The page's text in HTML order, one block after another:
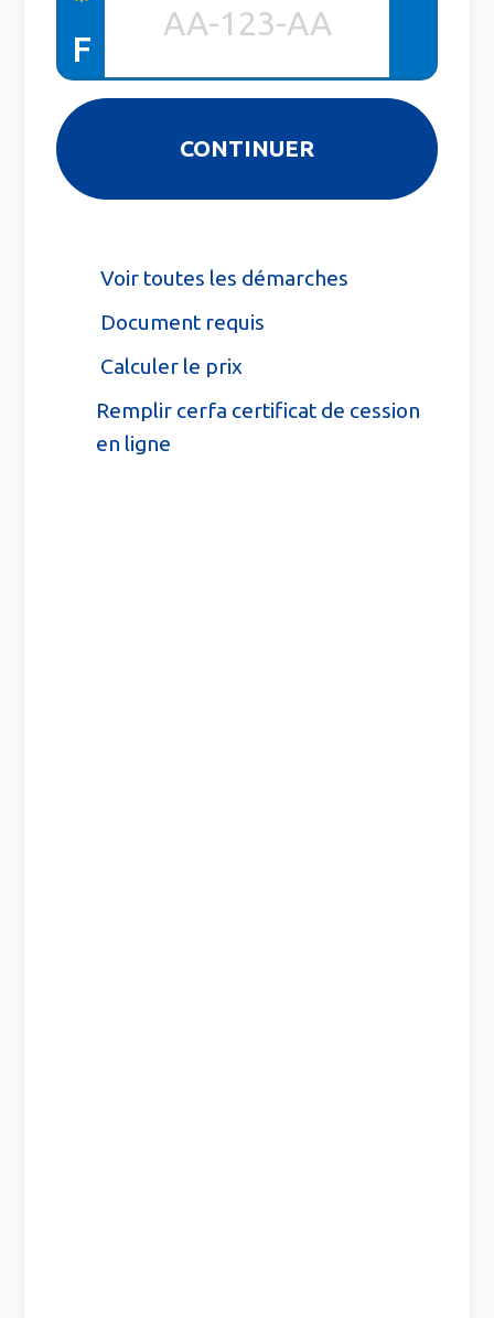
F
Voir toutes les démarches
Document requis
Calculer le prix
Remplir cerfa certificat de cession
en ligne